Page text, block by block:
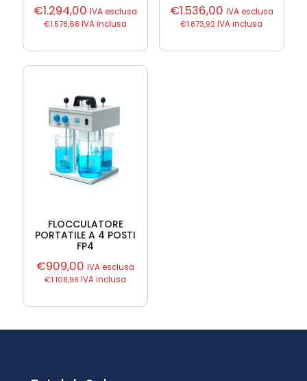
€1.294,00 IVA esclusa
€1.578,68 IVA inclusa
€1.536,00 IVA esclusa
€1.873,92IVA inclusa
FLOCCULATORE
PORTATILE A 4 POSTI
FP4
€909,00 IVA esclusa
€1.108,98 IVA inclusa